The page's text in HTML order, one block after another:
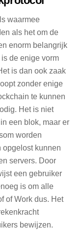
waarmee
als het om de
enorm belangrijk
de enige vorm
is dan ook zaak
zonder enige
te kunnen
Het is niet
een blok, maar er
worden
opgelost kunnen
servers. Door
een gebruiker
is om alle
of Work dus. Het
bewijzen.